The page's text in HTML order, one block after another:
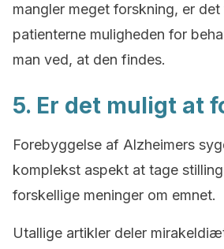
mangler meget forskning, er
patienterne muligheden for
man ved, at den findes.
5. Er det muligt at
Forebyggelse af Alzheimers
komplekst aspekt at tage
forskellige meninger om emnet.
Utallige artikler deler